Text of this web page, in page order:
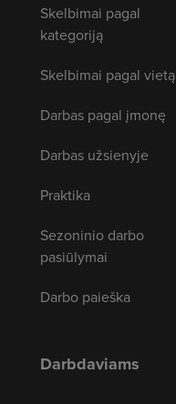
Skelbimai pagal
kategoriją
Skelbimai pagal vietą
Darbas pagal įmonę
Darbas užsienyje
Praktika
Sezoninio darbo
pasiūlymai
Darbo paieška
Darbdaviams